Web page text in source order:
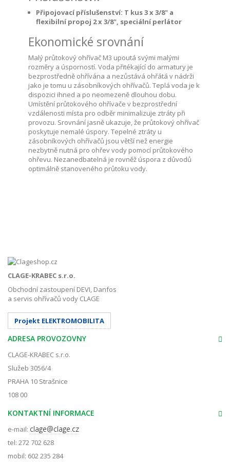
Připojovací příslušenství: T kus 3 x 3/8" a
flexibilní propoj 2 x 3/8", speciální perlátor
Ekonomické srovnání
Malý průtokový ohřívač M3 upoutá svými malými
rozměry a úsporností. Voda přitékající do armatury je
bezprostředně ohřívána a nezůstává ohřátá v nádrži
jako je tomu u zásobníkových ohřívačů. Teplá voda je k
dispozici ihned a po neomezeně dlouhou dobu.
Umístění průtokového ohřívače v bezprostřední
vzdálenosti místa pro odběr minimalizuje ztráty při
provozu. Srovnání jasně ukazuje, že průtokový ohřívač
poskytuje nemalé úspory. Tepelné ztráty u
zásobníkových ohřívačů jsou větší než energie
nezbytně nutná pro ohřev vody pomocí průtokového
ohřevu. Nezanedbatelná je rovněž úspora z důvodů
optimálně stanoveného průtoku vody.
CLAGE-KRABEC s.r.o.
Obchodní zastoupení DEVI, Danfos
a servis ohřívačů vody CLAGE
Projekt ELEKTROMOBILITA
ADRESA PROVOZOVNY
CLAGE-KRABEC s.r.o.
Služeb 3056/4
PRAHA 10 Strašnice
108 00
KONTAKTNÍ INFORMACE
e-mail: clage@clage.cz
tel: 272 702 628
mobil: 602 235 284